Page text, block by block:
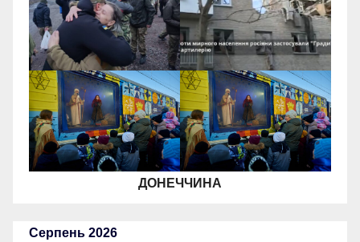
ДОНЕЧЧИНА
Серпень 2026